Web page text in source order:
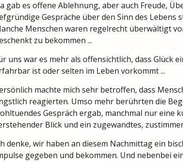
gab es offene Ablehnung, aber auch Freude,
Gespräche über den Sinn des Lebens
Menschen waren regelrecht überwältigt
zu bekommen ...
uns war es mehr als offensichtlich, dass Glück
ist oder selten im Leben vorkommt ...
machte mich sehr betroffen, dass
reagierten. Umso mehr berührten die
Gespräch ergab, manchmal nur eine
Blick und ein zugewandtes,
denke, wir haben an diesem Nachmittag ein
gegeben und bekommen. Und nebenbei